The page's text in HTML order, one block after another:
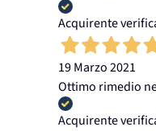
Acquirente
19 Marzo 2021
Ottimo rimedio
Acquirente